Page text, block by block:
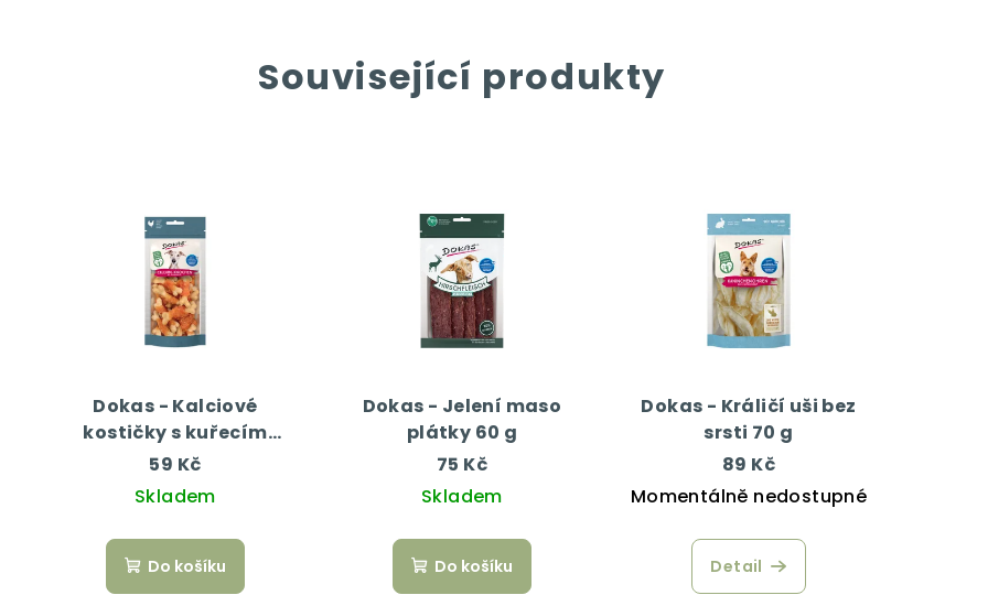
Související produkty
Dokas - Kalciové
kostičky s kuřecím
masem
59 Kč
Skladem
Do košíku
Dokas - Jelení maso
plátky 60 g
75 Kč
Skladem
Do košíku
Dokas - Králičí uši bez
srsti 70 g
89 Kč
Momentálně nedostupné
Detail